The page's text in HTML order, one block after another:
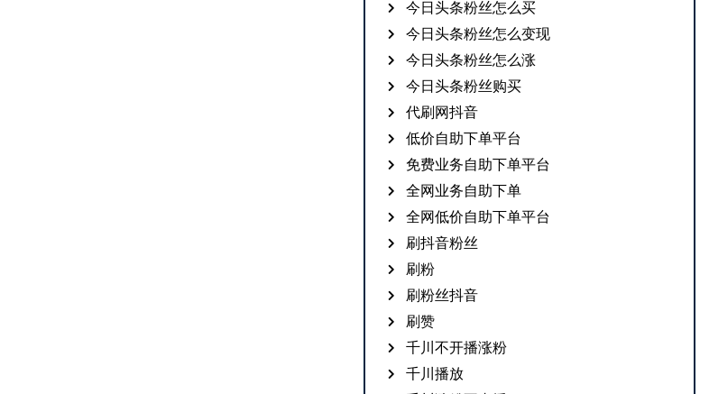
今日头条粉丝怎么买
今日头条粉丝怎么变现
今日头条粉丝怎么涨
今日头条粉丝购买
代刷网抖音
低价自助下单平台
免费业务自助下单平台
全网业务自助下单
全网低价自助下单平台
刷抖音粉丝
刷粉
刷粉丝抖音
刷赞
千川不开播涨粉
千川播放